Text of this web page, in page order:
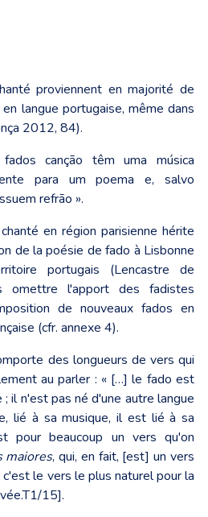
proviennent en majorité de
langue portugaise, même dans
2012, 84).
canção têm uma música
para um poema e, salvo
refrão ».
en région parisienne hérite
de la poésie de fado à Lisbonne
portugais (Lencastre de
omettre l'apport des fadistes
de nouveaux fados en
(cfr. annexe 4).
des longueurs de vers qui
au parler : « […] le fado est
il n'est pas né d'une autre langue
lié à sa musique, il est lié à sa
pour beaucoup un vers qu'on
maiores, qui, en fait, [est] un vers
le vers le plus naturel pour la
15].